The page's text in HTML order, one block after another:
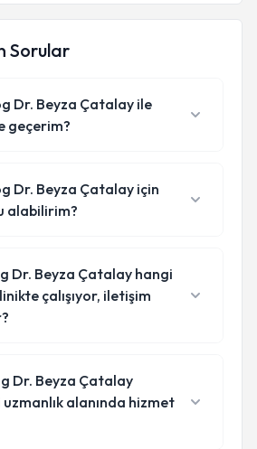
Sorular
Dr. Beyza Çatalay ile
geçerim?
Dr. Beyza Çatalay için
alabilirim?
Dr. Beyza Çatalay hangi
çalışıyor, iletişim
Dr. Beyza Çatalay
alanında hizmet